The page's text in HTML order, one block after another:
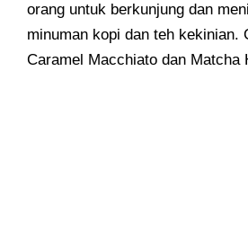
orang untuk berkunjung dan
minuman kopi dan teh kekinian.
Caramel Macchiato dan Matcha